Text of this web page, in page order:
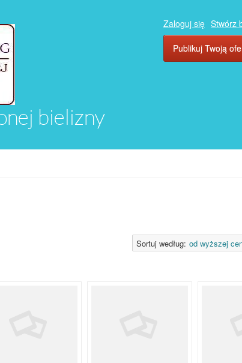
bielizny
Zaloguj się Stwórz
Publikuj Twoją
Sortuj według: od wyższej